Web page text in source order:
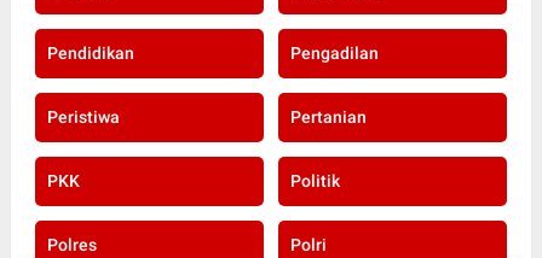
Pendidikan Pengadilan
Peristiwa Pertanian
PKK Politik
Polres Polri